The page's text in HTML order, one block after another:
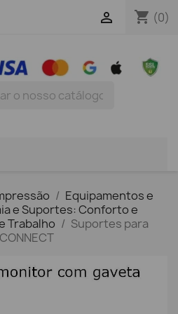
shopping_cart (0)

Equipamentos e
e Suportes: Conforto e
Trabalho
Suportes para